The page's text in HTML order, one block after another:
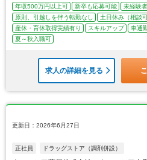
年収500万円以上可 新卒も応募可能
未経験
原則、引越しを伴う転勤なし
土日休み（相談
産休・育休取得実績有り
スキルアップ 車通
夏～秋入職可
求人の詳細を見る
更新日：2026年6月27日
正社員 ドラッグストア（調剤併設）